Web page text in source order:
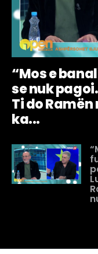
“Mos e
se nuk
Ti do
ka...